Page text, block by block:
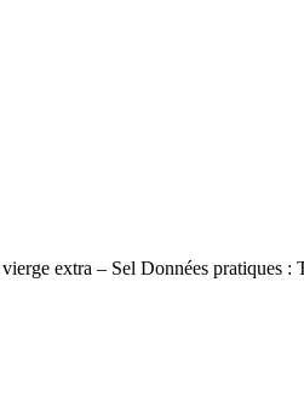
vierge extra – Sel Données